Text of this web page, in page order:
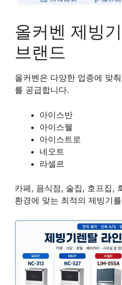
올커벤 제빙
브랜드
올커벤은 다양한 업종에 맞
를 공급합니다.
아이스반
아이스웰
아이스트로
네오트
라셀르
카페, 음식점, 술집, 호프집,
환경에 맞는 최적의 제빙기